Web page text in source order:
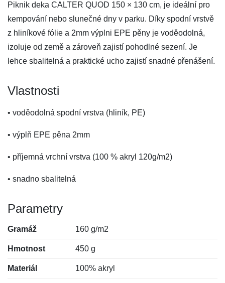
Piknik deka CALTER QUOD 150 × 130 cm, je ideální pro
kempování nebo slunečné dny v parku. Díky spodní vrstvě
z hliníkové fólie a 2mm výplni EPE pěny je voděodolná,
izoluje od země a zároveň zajistí pohodlné sezení. Je
lehce sbalitelná a praktické ucho zajistí snadné přenášení.
Vlastnosti
• voděodolná spodní vrstva (hliník, PE)
• výplň EPE pěna 2mm
• příjemná vrchní vrstva (100 % akryl 120g/m2)
• snadno sbalitelná
Parametry
Gramáž 160 g/m2
Hmotnost 450 g
Materiál 100% akryl